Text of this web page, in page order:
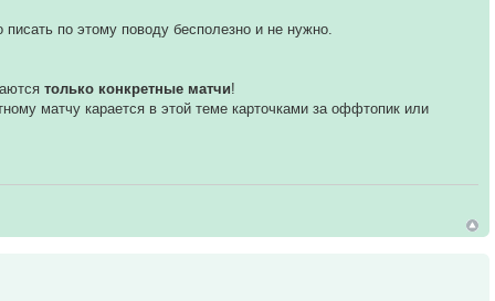
по этому поводу бесполезно и не нужно.
только конкретные матчи!
матчу карается в этой теме карточками за оффтопик или